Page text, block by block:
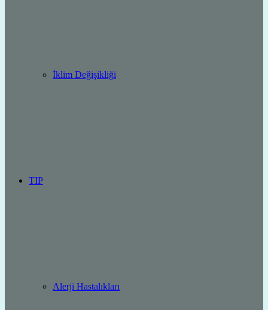
İklim Değişikliği
TIP
Alerji Hastalıkları